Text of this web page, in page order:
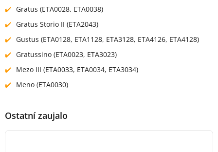
Gratus (ETA0028, ETA0038)
Gratus Storio II (ETA2043)
Gustus (ETA0128, ETA1128, ETA3128, ETA4126, ETA4128)
Gratussino (ETA0023, ETA3023)
Mezo III (ETA0033, ETA0034, ETA3034)
Meno (ETA0030)
Ostatní zaujalo